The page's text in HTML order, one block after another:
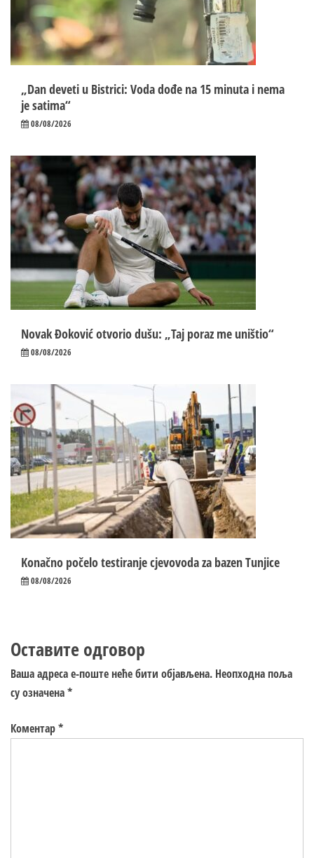
„Dan deveti u Bistrici: Voda dođe na 15 minuta i nema
je satima“
08/08/2026
Novak Đoković otvorio dušu: „Taj poraz me uništio“
08/08/2026
Konačno počelo testiranje cjevovoda za bazen Tunjice
08/08/2026
Оставите одговор
Ваша адреса е-поште неће бити објављена. Неопходна поља
су означена*
Коментар*